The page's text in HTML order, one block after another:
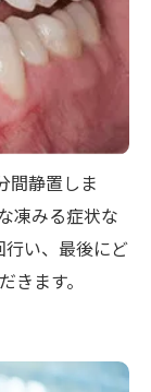
間静置しま
凍みる症状な
行い、最後にど
ます。